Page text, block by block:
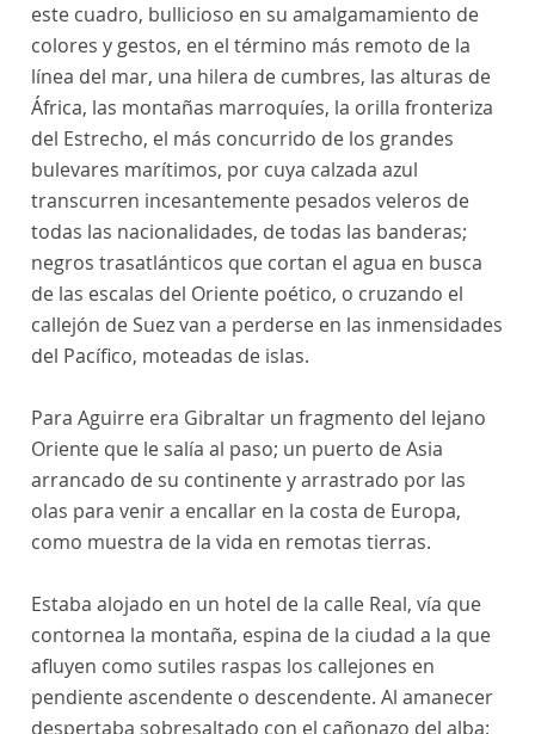
este cuadro, bullicioso en su amalgamamiento de
colores y gestos, en el término más remoto de la
línea del mar, una hilera de cumbres, las alturas de
África, las montañas marroquíes, la orilla fronteriza
del Estrecho, el más concurrido de los grandes
bulevares marítimos, por cuya calzada azul
transcurren incesantemente pesados veleros de
todas las nacionalidades, de todas las banderas;
negros trasatlánticos que cortan el agua en busca
de las escalas del Oriente poético, o cruzando el
callejón de Suez van a perderse en las inmensidades
del Pacífico, moteadas de islas.
Para Aguirre era Gibraltar un fragmento del lejano
Oriente que le salía al paso; un puerto de Asia
arrancado de su continente y arrastrado por las
olas para venir a encallar en la costa de Europa,
como muestra de la vida en remotas tierras.
Estaba alojado en un hotel de la calle Real, vía que
contornea la montaña, espina de la ciudad a la que
afluyen como sutiles raspas los callejones en
pendiente ascendente o descendente. Al amanecer
despertaba sobresaltado con el cañonazo del alba: